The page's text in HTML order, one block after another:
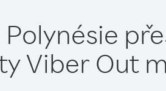
Viber Out